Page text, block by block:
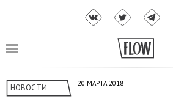
НОВОСТИ 20 МАРТА 2018